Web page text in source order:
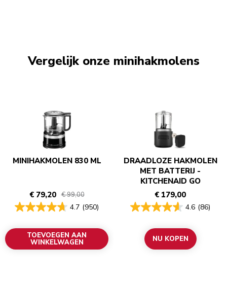
Vergelijk onze minihakmolens
MINIHAKMOLEN 830 ML
€ 79,20 € 99,00
4.7 (950)
TOEVOEGEN AAN
WINKELWAGEN
DRAADLOZE HAKMOLEN
MET BATTERIJ -
KITCHENAID GO
€ 179,00
4.6 (86)
NU KOPEN